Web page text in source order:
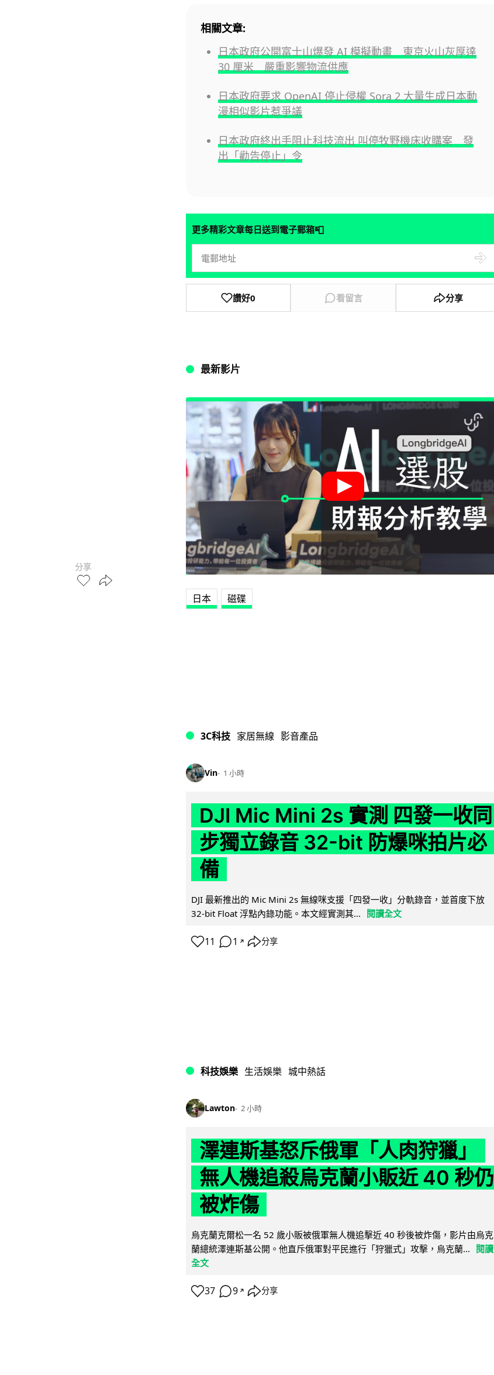
分享
相關文章:
日本政府公開富士山爆發 AI 模擬動畫 東京火山灰厚達
30 厘米 嚴重影響物流供應
日本政府要求 OpenAI 停止侵權 Sora 2 大量生成日本動
漫相似影片惹爭議
日本政府終出手阻止科技流出 叫停牧野機床收購案 發
出「勸告停止」令
更多精彩文章每日送到電子郵箱📮
讚好0 看留言 分享
最新影片
日本 磁碟
3C科技 家居無線 影音產品
Vin 1 小時
DJI Mic Mini 2s 實測 四發一收同
步獨立錄音 32-bit 防爆咪拍片必
備
DJI 最新推出的 Mic Mini 2s 無線咪支援「四發一收」分軌錄音，並首度下放
32-bit Float 浮點內錄功能。本文經實測其... 閱讀全文
11 1 ↗ 分享
科技娛樂 生活娛樂 城中熱話
Lawton 2 小時
澤連斯基怒斥俄軍「人肉狩獵」
無人機追殺烏克蘭小販近 40 秒仍
被炸傷
烏克蘭克爾松一名 52 歲小販被俄軍無人機追擊近 40 秒後被炸傷，影片由烏克
蘭總統澤連斯基公開。他直斥俄軍對平民進行「狩獵式」攻擊，烏克蘭... 閱讀
全文
37 9 ↗ 分享